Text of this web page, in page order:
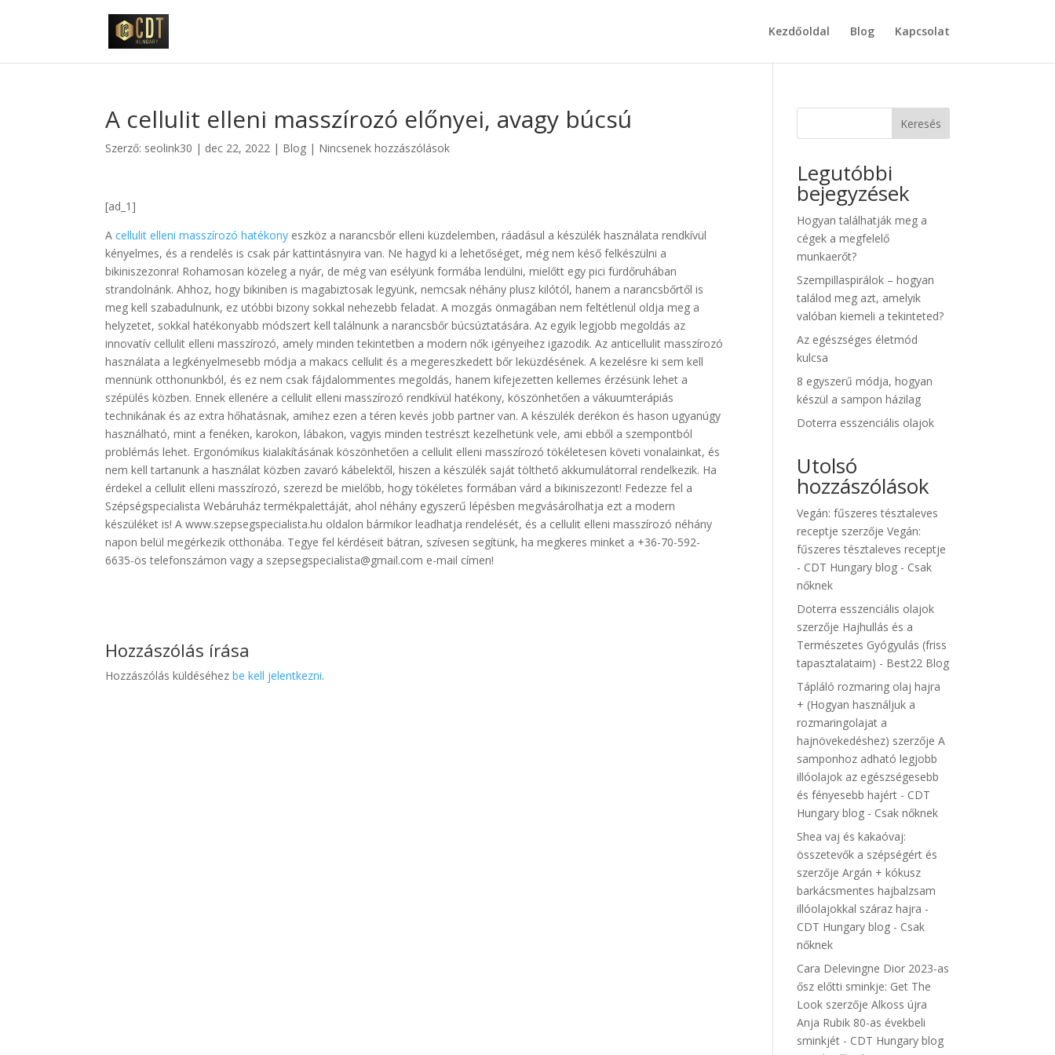
Kezdőoldal Blog Kapcsolat
A cellulit elleni masszírozó előnyei, avagy búcsú
Szerző: seolink30 | dec 22, 2022 | Blog | Nincsenek hozzászólások
[ad_1]
Acellulit elleni masszírozó hatékony eszköz a narancsbőr elleni küzdelemben, ráadásul a készülék használata rendkívül
kényelmes, és a rendelés is csak pár kattintásnyira van. Ne hagyd ki a lehetőséget, még nem késő felkészülni a
bikiniszezonra! Rohamosan közeleg a nyár, de még van esélyünk formába lendülni, mielőtt egy pici fürdőruhában
strandolnánk. Ahhoz, hogy bikiniben is magabiztosak legyünk, nemcsak néhány plusz kilótól, hanem a narancsbőrtől is
meg kell szabadulnunk, ez utóbbi bizony sokkal nehezebb feladat. A mozgás önmagában nem feltétlenül oldja meg a
helyzetet, sokkal hatékonyabb módszert kell találnunk a narancsbőr búcsúztatására. Az egyik legjobb megoldás az
innovatív cellulit elleni masszírozó, amely minden tekintetben a modern nők igényeihez igazodik. Az anticellulit masszírozó
használata a legkényelmesebb módja a makacs cellulit és a megereszkedett bőr leküzdésének. A kezelésre ki sem kell
mennünk otthonunkból, és ez nem csak fájdalommentes megoldás, hanem kifejezetten kellemes érzésünk lehet a
szépülés közben. Ennek ellenére a cellulit elleni masszírozó rendkívül hatékony, köszönhetően a vákuumterápiás
technikának és az extra hőhatásnak, amihez ezen a téren kevés jobb partner van. A készülék derékon és hason ugyanúgy
használható, mint a fenéken, karokon, lábakon, vagyis minden testrészt kezelhetünk vele, ami ebből a szempontból
problémás lehet. Ergonómikus kialakításának köszönhetően a cellulit elleni masszírozó tökéletesen követi vonalainkat, és
nem kell tartanunk a használat közben zavaró kábelektől, hiszen a készülék saját tölthető akkumulátorral rendelkezik. Ha
érdekel a cellulit elleni masszírozó, szerezd be mielőbb, hogy tökéletes formában várd a bikiniszezont! Fedezze fel a
Szépségspecialista Webáruház termékpalettáját, ahol néhány egyszerű lépésben megvásárolhatja ezt a modern
készüléket is! A www.szepsegspecialista.hu oldalon bármikor leadhatja rendelését, és a cellulit elleni masszírozó néhány
napon belül megérkezik otthonába. Tegye fel kérdéseit bátran, szívesen segítünk, ha megkeres minket a +36-70-592-
6635-ös telefonszámon vagy a szepsegspecialista@gmail.com e-mail címen!
Hozzászólás írása
Hozzászólás küldéséhezbe kell jelentkezni.
Keresés
Legutóbbi
bejegyzések
Hogyan találhatják meg a
cégek a megfelelő
munkaerőt?
Szempillaspirálok – hogyan
találod meg azt, amelyik
valóban kiemeli a tekinteted?
Az egészséges életmód
kulcsa
8 egyszerű módja, hogyan
készül a sampon házilag
Doterra esszenciális olajok
Utolsó
hozzászólások
Vegán: fűszeres tésztaleves
receptje szerzőjeVegán:
fűszeres tésztaleves receptje
- CDT Hungary blog - Csak
nőknek
Doterra esszenciális olajok
szerzője Hajhullás és a
Természetes Gyógyulás (friss
tapasztalataim) - Best22 Blog
Tápláló rozmaring olaj hajra
+ (Hogyan használjuk a
rozmaringolajat a
hajnövekedéshez) szerzőjeA
samponhoz adható legjobb
illóolajok az egészségesebb
és fényesebb hajért - CDT
Hungary blog - Csak nőknek
Shea vaj és kakaóvaj:
összetevők a szépségért és
szerzőjeArgán + kókusz
barkácsmentes hajbalzsam
illóolajokkal száraz hajra -
CDT Hungary blog - Csak
nőknek
Cara Delevingne Dior 2023-as
ősz előtti sminkje: Get The
Look szerzőjeAlkoss újra
Anja Rubik 80-as évekbeli
sminkjét - CDT Hungary blog